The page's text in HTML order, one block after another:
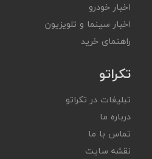
اخبار خودرو
اخبار سینما و تلویزیون
راهنمای خرید
تکراتو
تبلیغات در تکراتو
درباره ما
تماس با ما
نقشه سایت